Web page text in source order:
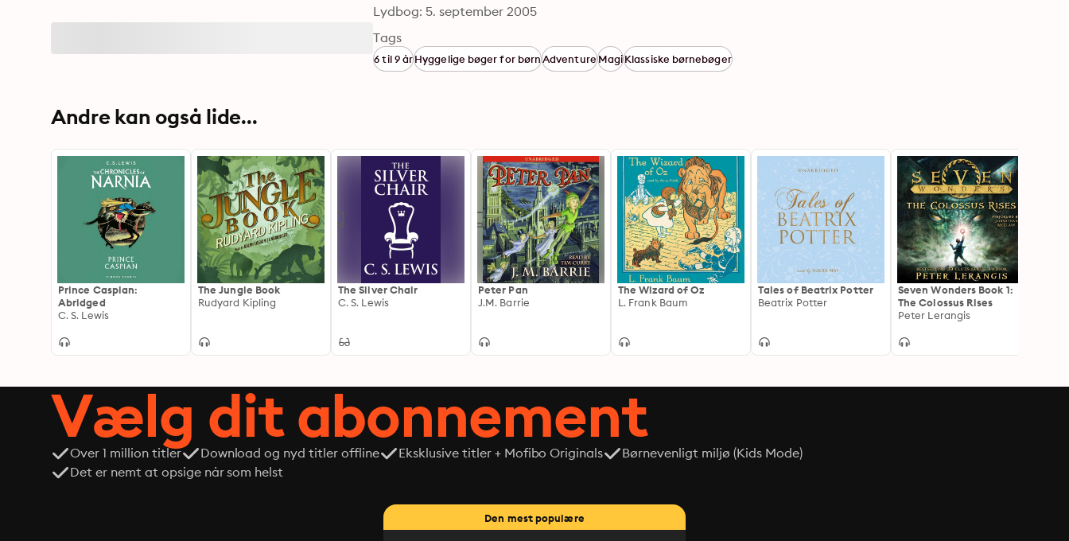
Lydbog: 5. september 2005
Tags
6 til 9 årHyggelige bøger for børnAdventureMagiKlassiske børnebøger
Andre kan også lide...
Prince Caspian:
Abridged
C. S. Lewis
The Jungle Book
Rudyard Kipling
The Silver Chair
C. S. Lewis
Peter Pan
J.M. Barrie
The Wizard of Oz
L. Frank Baum
Tales of Beatrix Potter
Beatrix Potter
Seven Wonders Book 1:
The Colossus Rises
Peter Lerangis
Vælg dit abonnement
Over 1 million titler Download og nyd titler offline Eksklusive titler + Mofibo Originals
Børnevenligt miljø (Kids Mode)
Det er nemt at opsige når som helst
Den mest populære